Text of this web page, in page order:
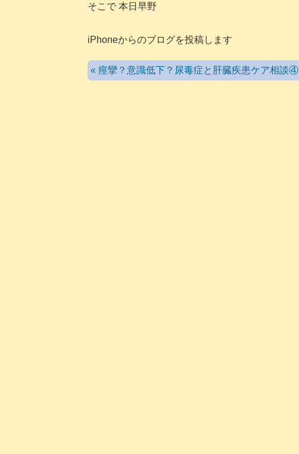
そこで 本日早野
iPhoneからのブログを投稿します
« 痙攣？意識低下？尿毒症と肝臓疾患ケア相談④